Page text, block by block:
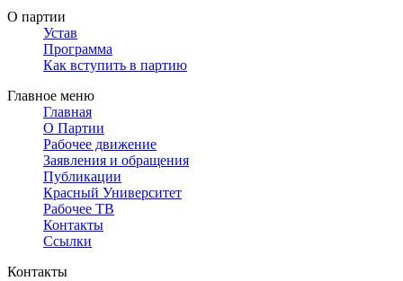
О партии
Устав
Программа
Как вступить в партию
Главное меню
Главная
О Партии
Рабочее движение
Заявления и обращения
Публикации
Красный Университет
Рабочее ТВ
Контакты
Ссылки
Контакты